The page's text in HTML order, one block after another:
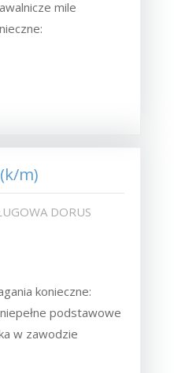
mile
m)
DORUS
konieczne:
podstawowe
w zawodzie